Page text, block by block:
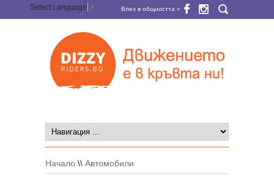
Select Language ▼ Влез в общността »
Начало \\ Автомобили